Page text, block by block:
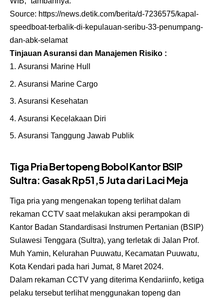
Source: https://news.detik.com/berita/d-7236575/kapal-
speedboat-terbalik-di-kepulauan-seribu-33-penumpang-
dan-abk-selamat
Tinjauan Asuransi dan Manajemen Risiko :
Asuransi Marine Hull
Asuransi Marine Cargo
Asuransi Kesehatan
Asuransi Kecelakaan Diri
Asuransi Tanggung Jawab Publik
Tiga Pria Bertopeng Bobol Kantor BSIP
Sultra: Gasak Rp51,5 Juta dari Laci Meja
Tiga pria yang mengenakan topeng terlihat dalam
rekaman CCTV saat melakukan aksi perampokan di
Kantor Badan Standardisasi Instrumen Pertanian (BSIP)
Sulawesi Tenggara (Sultra), yang terletak di Jalan Prof.
Muh Yamin, Kelurahan Puuwatu, Kecamatan Puuwatu,
Kota Kendari pada hari Jumat, 8 Maret 2024.
Dalam rekaman CCTV yang diterima Kendariinfo, ketiga
pelaku tersebut terlihat menggunakan topeng dan